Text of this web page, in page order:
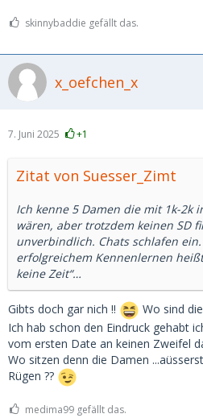
skinnybaddie gefällt das.
x_oefchen_x
7. Juni 2025 +1
Zitat von Suesser_Zimt
Ich kenne 5 Damen die mit 1k-2k
wären, aber trotzdem keinen SD
unverbindlich. Chats schlafen
erfolgreichem Kennenlernen
keine Zeit“…
Gibts doch gar nich !!
Wo sind
Ich hab schon den Eindruck gehabt
vom ersten Date an keinen Zweifel
Wo sitzen denn die Damen
Rügen ??
medima99 gefällt das.